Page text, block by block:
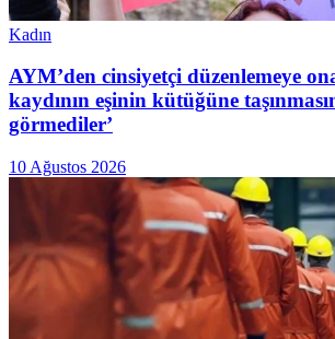
Kadın
AYM’den cinsiyetçi düzenlemeye
kaydının eşinin kütüğüne
görmediler’
10 Ağustos 2026